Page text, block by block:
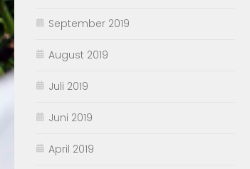
September 2019
August 2019
Juli 2019
Juni 2019
April 2019